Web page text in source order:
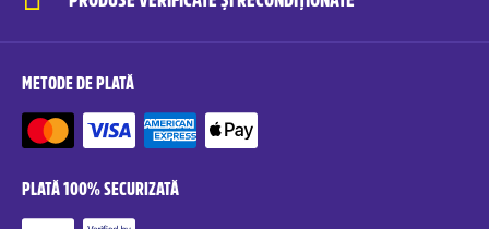
METODE DE PLATĂ
PLATĂ 100% SECURIZATĂ